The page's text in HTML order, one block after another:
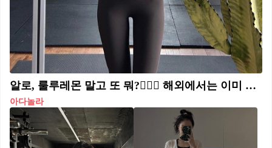
알로, 룰루레몬 말고 또 뭐?🏋🏻‍♀️ 해외에서는 이미 핫한 운동복 브랜드, 아다놀라❤️‍🔥 아다놀라는 영국 요가 브랜드로 심플한 디자인과 다양한 제품들로 해외 셀럽들과 인플루언서들에게 많은 사랑을 받고 있는데요. 운동복에 포커스 하기보다는 평상시에도 입을 수 있는 편안하고 자연스러운 룩을 만들어 내 본인의 라이프스타일에 맞춰 다양하게 활용 가능하도록 디자인되었습니다. 빅 백, 레깅스, 스웻셋업, 자켓, 모자 등 다양한 종류들이 있어 홈페이지를 들어가면 구경하는 재미도 느낄 수 있습니다. 현재 국내에서는 따로 판매처가 없어 온라인 직구로 구매 가능합니다. 남들과는 다른 운동복을 찾고 계신다면 아다놀라 어떠신가요?👻
아다놀라